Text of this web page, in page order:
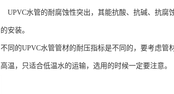
UPVC水管的耐腐蚀性突出，其能抗酸、抗碱、抗腐
的安装。
不同的UPVC水管管材的耐压指标是不同的，要考虑
高温，只适合低温水的运输，选用的时候一定要注意。